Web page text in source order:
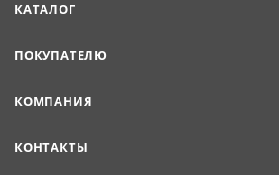
КАТАЛОГ
ПОКУПАТЕЛЮ
КОМПАНИЯ
КОНТАКТЫ